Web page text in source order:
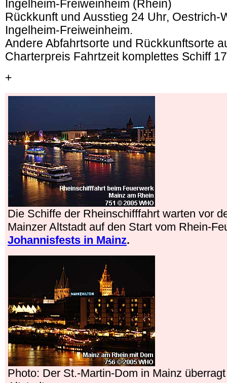
Ingelheim-Freiweinheim (Rhein)
Rückkunft und Ausstieg 24 Uhr, Oestrich-
Ingelheim-Freiweinheim.
Andere Abfahrtsorte und Rückkunftsorte
Charterpreis Fahrtzeit komplettes Schiff
+
Die Schiffe der Rheinschifffahrt warten vor
Mainzer Altstadt auf den Start vom Rhein-
Johannisfests in Mainz.
Photo: Der St.-Martin-Dom in Mainz